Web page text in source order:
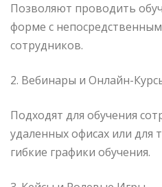
Позволяют проводить
форме с
сотрудников.
2. Вебинары и Онлайн-
Подходят для обучения
удаленных офисах или для
гибкие графики обучения.